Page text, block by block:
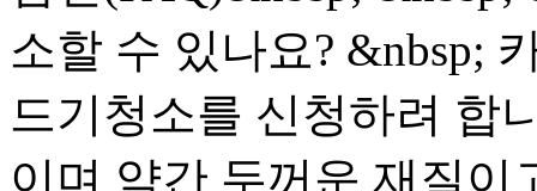
소할 수 있나요? &nbsp;
드기청소를 신청하려 합
이며 약간 두꺼운 재질이